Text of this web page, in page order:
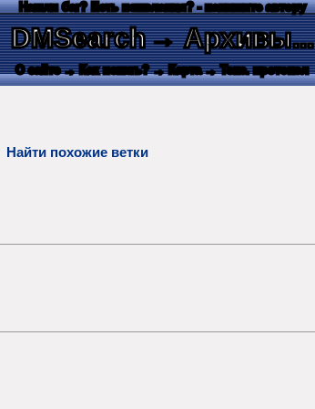
Нашли баг? Есть пожелания? - напишите автору
DMSearch→ Архивы...
О сайте → Как искать? → Карта → Текс. протокол
Найти похожие ветки